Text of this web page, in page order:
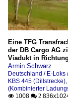
Eine TFG
der DB Cargo AG
Viadukt in
Armin Schwarz
Deutschland / E-Loks
KBS 445 (Dillstrecke),
(Kombinierter
 1008  2